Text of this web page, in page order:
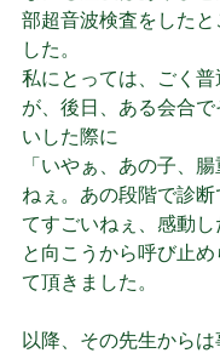
部超音波検査をした
した。
私にとっては、ごく
が、後日、ある会合
いした際に
「いやぁ、あの子、
ねぇ。あの段階で診
てすごいねぇ、感動し
と向こうから呼び止
て頂きました。
以降、その先生から